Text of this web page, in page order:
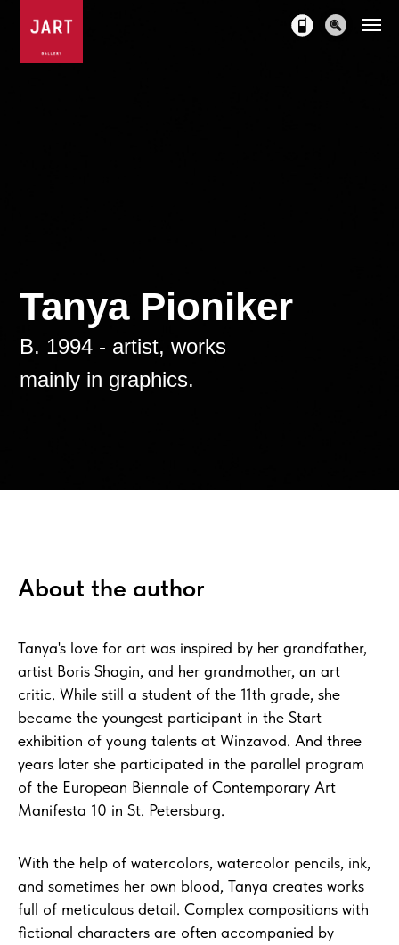
B. 1994 - artist, works
mainly in graphics.
Tanya Pioniker
About the author
Tanya's love for art was inspired by her grandfather,
artist Boris Shagin, and her grandmother, an art
critic. While still a student of the 11th grade, she
became the youngest participant in the Start
exhibition of young talents at Winzavod. And three
years later she participated in the parallel program
of the European Biennale of Contemporary Art
Manifesta 10 in St. Petersburg.
With the help of watercolors, watercolor pencils, ink,
and sometimes her own blood, Tanya creates works
full of meticulous detail. Complex compositions with
fictional characters are often accompanied by